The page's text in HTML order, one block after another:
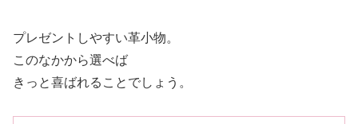
プレゼントしやすい革小物。
このなかから選べば
きっと喜ばれることでしょう。